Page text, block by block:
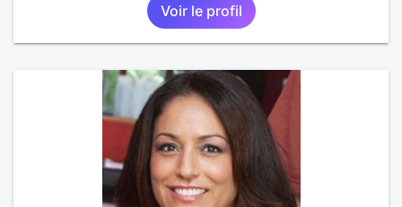
Voir le profil